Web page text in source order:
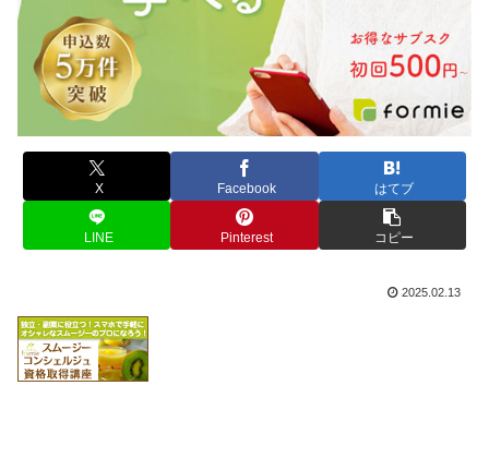
X Facebook はてブ
LINE Pinterest コピー
2025.02.13